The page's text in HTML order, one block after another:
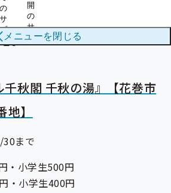
の
サ
開
の
サ
ブ
メ
ー
メニューを閉じる
13:30（最終入館12:30）、14:00～
18:00）
まで
千秋閣 千秋の湯』【花巻市
】
まで
・小学生500円
・小学生400円